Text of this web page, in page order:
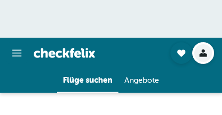
Flüge suchen Angebote